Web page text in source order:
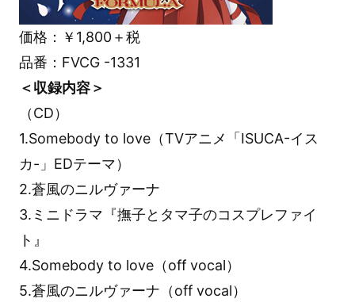
価格：￥1,800＋税
品番：FVCG -1331
＜収録内容＞
（CD）
1.Somebody to love（TVアニメ「ISUCA-イス
カ-」EDテーマ）
2.蒼風のニルヴァーナ
3.ミニドラマ『撫子とタマ子のコスプレファイ
ト』
4.Somebody to love（off vocal）
5.蒼風のニルヴァーナ（off vocal）